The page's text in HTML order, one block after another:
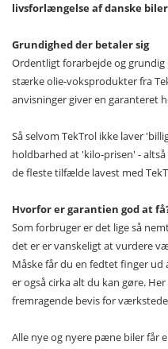
livsforlængelse af danske
Grundighed der betaler sig
Ordentligt forarbejde og grundig
stærke olie-voksprodukter fra
anvisninger giver en garanteret
Så selvom TekTrol ikke laver
holdbarhed at 'kilo-prisen' -
de fleste tilfælde lavest med
Hvorfor er garantien god at
Som forbruger er det lige så
det er er vanskeligt at vurdere
Måske får du en fedtet finger
er også cirka alt du kan gøre.
fremragende bevis for
Alle nye og nyere pæne biler får